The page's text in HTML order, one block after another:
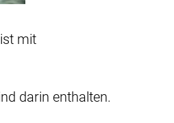
mit
darin enthalten.